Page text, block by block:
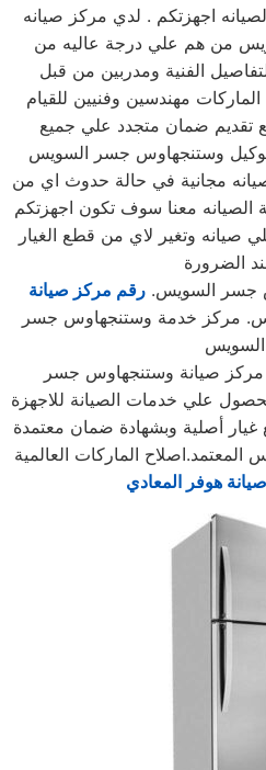
اجهزتكم . لدي مركز صيانه
من هم علي درجة عاليه من
الفنية ومدربين من قبل
مهندسين وفنيين للقيام
تقديم ضمان متجدد علي جميع
توكيل وستنجهاوس جسر السويس
مجانية في حالة حدوث اي من
الصيانه معنا سوف تكون اجهزتكم
وتغير لاي من قطع الغيار
جسر السويس.رقم مركز صيانة
مركز خدمة وستنجهاوس جسر
السويس
مركز صيانة وستنجهاوس جسر
علي خدمات الصيانة للاجهزة
أصلية وبشهادة ضمان معتمدة
الماركات العالمية
صيانة هوفر المعادي